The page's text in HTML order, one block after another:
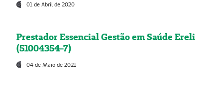
01 de Abril de 2020
Prestador Essencial Gestão em Saúde Ereli
(51004354-7)
04 de Maio de 2021